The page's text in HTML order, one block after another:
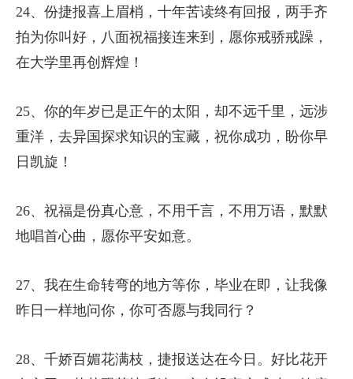
24、份捷报喜上眉梢，十年苦读终有回报，两手齐
拍为你叫好，八面祝福接连来到，愿你戒骄戒躁，
在大学里再创辉煌！
25、你的年岁已是正午的太阳，却不远千里，远涉
重洋，去异国探求知识的宝藏，祝你成功，盼你早
日凯旋！
26、祝福是份真心意，不用千言，不用万语，默默
地唱首心曲，愿你平安如意。
27、我在生命转弯的地方等你，毕业在即，让我像
昨日一样地问你，你可否愿与我同行？
28、千娇百媚花满枝，捷报送达在今日。好比花开